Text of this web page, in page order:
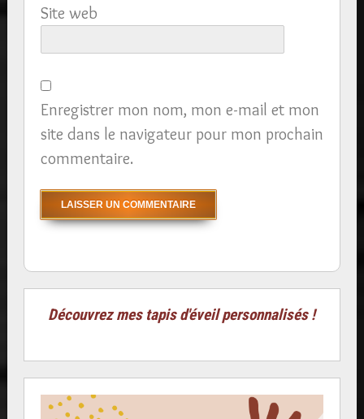
Site web
Enregistrer mon nom, mon e-mail et mon
site dans le navigateur pour mon prochain
commentaire.
Découvrez mes tapis d'éveil personnalisés !